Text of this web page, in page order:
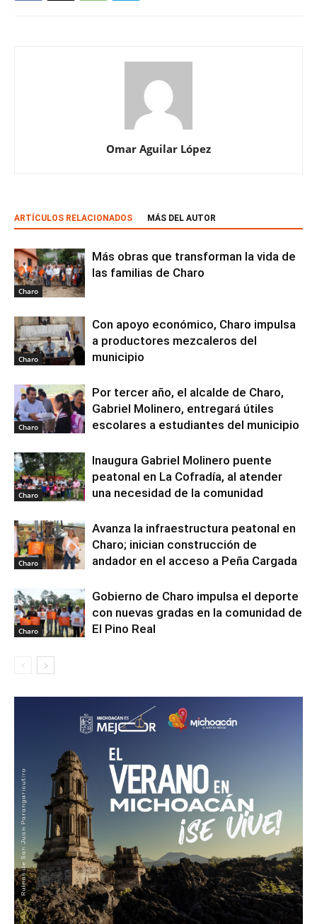
Omar Aguilar López
ARTÍCULOS RELACIONADOS MÁS DEL AUTOR
Charo
Más obras que transforman la vida de
las familias de Charo
Charo
Con apoyo económico, Charo impulsa
a productores mezcaleros del
municipio
Charo
Por tercer año, el alcalde de Charo,
Gabriel Molinero, entregará útiles
escolares a estudiantes del municipio
Charo
Inaugura Gabriel Molinero puente
peatonal en La Cofradía, al atender
una necesidad de la comunidad
Charo
Avanza la infraestructura peatonal en
Charo; inician construcción de
andador en el acceso a Peña Cargada
Charo
Gobierno de Charo impulsa el deporte
con nuevas gradas en la comunidad de
El Pino Real